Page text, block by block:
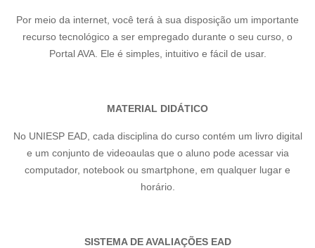
Por meio da internet, você terá à sua disposição um importante
recurso tecnológico a ser empregado durante o seu curso, o
Portal AVA. Ele é simples, intuitivo e fácil de usar.
MATERIAL DIDÁTICO
No UNIESP EAD, cada disciplina do curso contém um livro digital
e um conjunto de videoaulas que o aluno pode acessar via
computador, notebook ou smartphone, em qualquer lugar e
horário.
SISTEMA DE AVALIAÇÕES EAD